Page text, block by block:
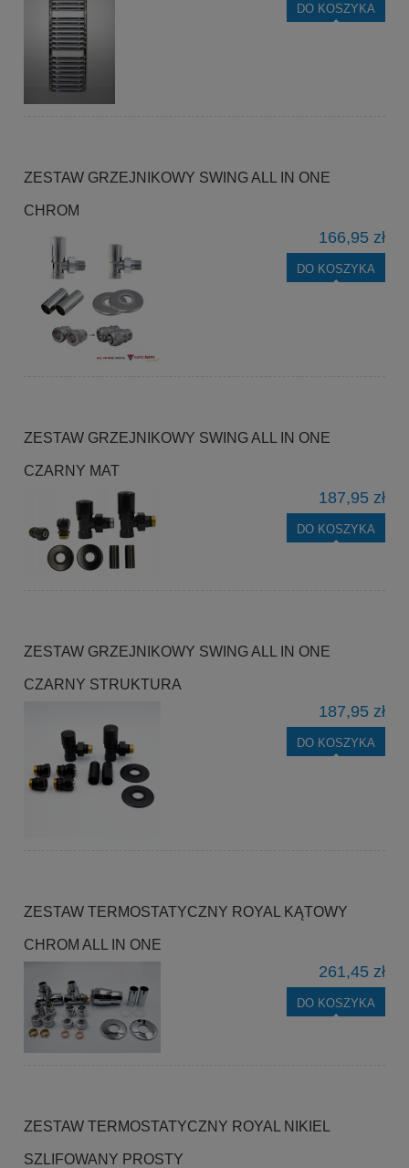
DO KOSZYKA
ZESTAW GRZEJNIKOWY SWING ALL IN ONE
CHROM
166,95 zł
DO KOSZYKA
ZESTAW GRZEJNIKOWY SWING ALL IN ONE
CZARNY MAT
187,95 zł
DO KOSZYKA
ZESTAW GRZEJNIKOWY SWING ALL IN ONE
CZARNY STRUKTURA
187,95 zł
DO KOSZYKA
ZESTAW TERMOSTATYCZNY ROYAL KĄTOWY
CHROM ALL IN ONE
261,45 zł
DO KOSZYKA
ZESTAW TERMOSTATYCZNY ROYAL NIKIEL
SZLIFOWANY PROSTY